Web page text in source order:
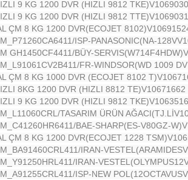
9 KG 1200 DVR (HIZLI 9812 TKE)
9 KG 1200 DVR (HIZLI 9812 TTE)
ÇM 8 KG 1200 DVR(ECOJET 8102)
ISP-PANASONIC(NA-128V
GH1450CF4411/BÜY-SERVIS(W714F4HDW)
FR-WINDSOR(WD 1009 D
ÇM 8 KG 1000 DVR (ECOJET 8102 T)
8KG 1200 DVR (HIZLI 8812 TE)V10671662
9 KG 1200 DVR (HIZLI 9812 TKE)
TASARIM ÜRÜN AĞACI(TJ.Lİ
BAE-SHARP(ES-V80GZ-W)
ÇM 8 KG 1200 DVR(ECOJET 1228 TSM)
IRAN-VESTEL(ARAMIDES
IRAN-VESTEL(OLYMPUS12
ISP-NEW POL(12OCTAVUS